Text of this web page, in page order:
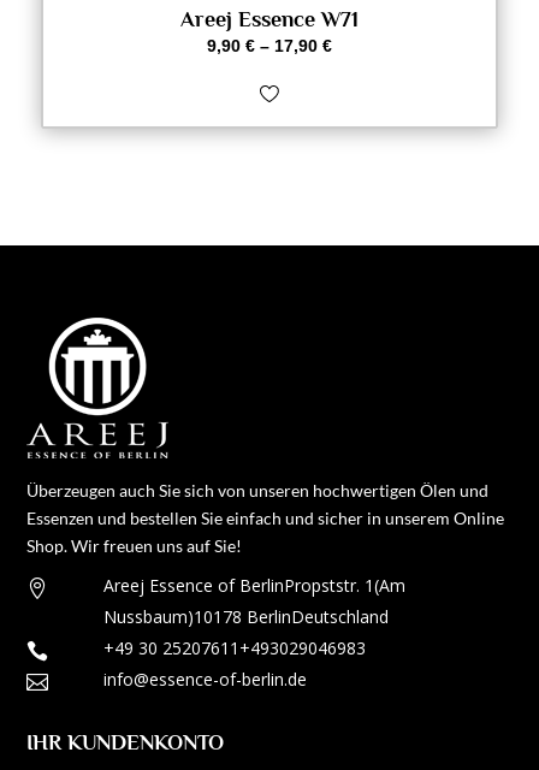
Areej Essence W71
9,90 €– 17,90 €
Überzeugen auch Sie sich von unseren hochwertigen Ölen und
Essenzen und bestellen Sie einfach und sicher in unserem Online
Shop. Wir freuen uns auf Sie!
 Areej Essence of BerlinPropststr. 1(Am
Nussbaum)10178 BerlinDeutschland
 +49 30 25207611 +493029046983
 info@essence-of-berlin.de
IHR KUNDENKONTO